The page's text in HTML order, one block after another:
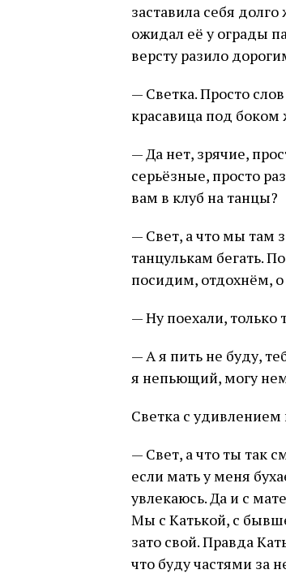
заставила себя
ожидал её у ограды
версту разило
— Светка. Просто
красавица под боком
— Да нет, зрячие,
серьёзные, просто
вам в клуб на танцы?
— Свет, а что мы там
танцулькам бегать.
посидим, отдохнём,
— Ну поехали, только
— А я пить не буду,
я непьющий, могу
Светка с
— Свет, а что ты так
если мать у меня
увлекаюсь. Да и с
Мы с Катькой, с
зато свой. Правда
что буду частями за